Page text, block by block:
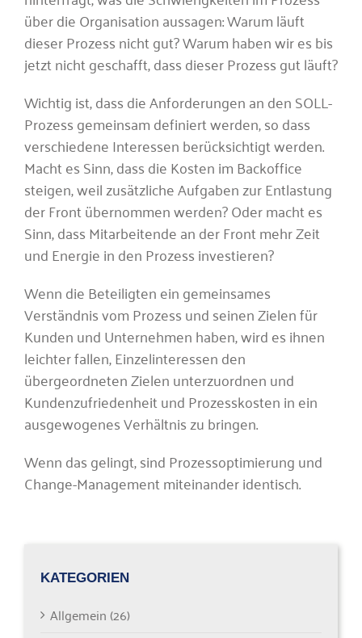
über die Organisation aussagen: Warum läuft
dieser Prozess nicht gut? Warum haben wir es bis
jetzt nicht geschafft, dass dieser Prozess gut läuft?
Wichtig ist, dass die Anforderungen an den SOLL-
Prozess gemeinsam definiert werden, so dass
verschiedene Interessen berücksichtigt werden.
Macht es Sinn, dass die Kosten im Backoffice
steigen, weil zusätzliche Aufgaben zur Entlastung
der Front übernommen werden? Oder macht es
Sinn, dass Mitarbeitende an der Front mehr Zeit
und Energie in den Prozess investieren?
Wenn die Beteiligten ein gemeinsames
Verständnis vom Prozess und seinen Zielen für
Kunden und Unternehmen haben, wird es ihnen
leichter fallen, Einzelinteressen den
übergeordneten Zielen unterzuordnen und
Kundenzufriedenheit und Prozesskosten in ein
ausgewogenes Verhältnis zu bringen.
Wenn das gelingt, sind Prozessoptimierung und
Change-Management miteinander identisch.
KATEGORIEN
Allgemein (26)